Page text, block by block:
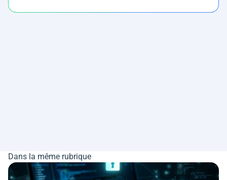
Dans la même rubrique